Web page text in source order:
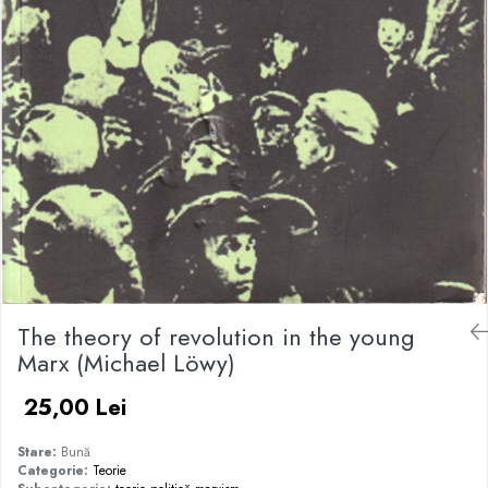
The theory of revolution in the young
Marx (Michael Löwy)
25,00 Lei
Stare: Bună
Categorie: Teorie